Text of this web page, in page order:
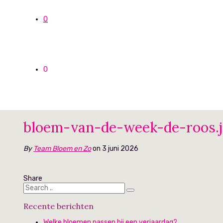
0
0
bloem-van-de-week-de-
By Team Bloem en Zoon 3 juni 2026
Share
Recente berichten